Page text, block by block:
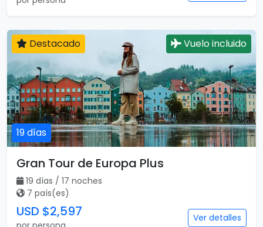
Mega Europa Iniciando en Barcelona
17 días / 15 noches
4 país(es)
USD $2,497
por persona
Ver detalles
19 días
Destacado Vuelo incluido